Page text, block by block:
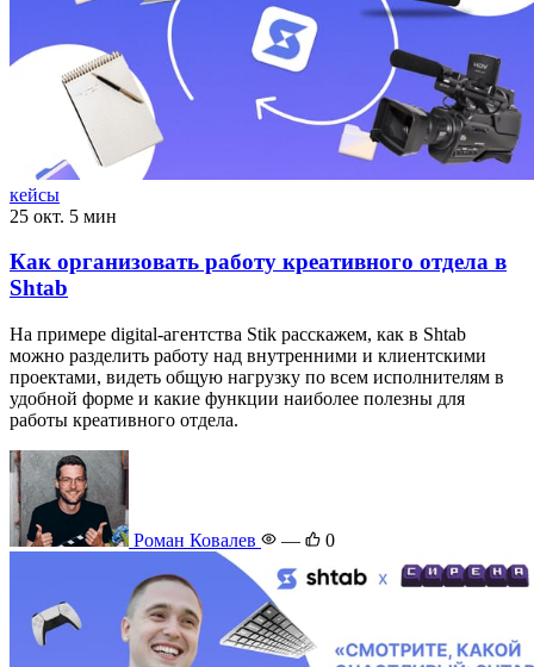
кейсы
25 окт. 5 мин
Как организовать работу креативного отдела в
Shtab
На примере digital-агентства Stik расскажем, как в Shtab
можно разделить работу над внутренними и клиентскими
проектами, видеть общую нагрузку по всем исполнителям в
удобной форме и какие функции наиболее полезны для
работы креативного отдела.
Роман Ковалев — 0